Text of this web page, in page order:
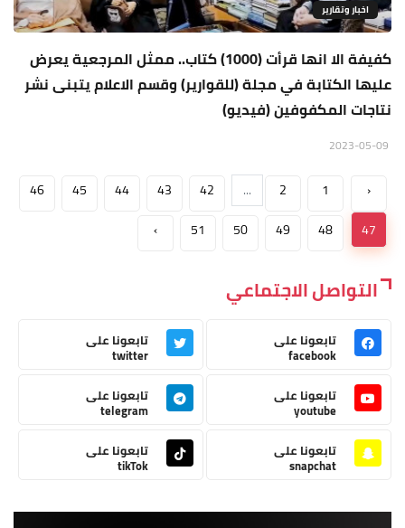
اخبار وتقارير
كفيفة الا انها قرأت (1000) كتاب.. ممثل المرجعية يعرض
عليها الكتابة في مجلة (للقوارير) وقسم الاعلام يتبنى نشر
نتاجات المكفوفين (فيديو)
‹
1
2
...
42
43
44
45
46
47
48
49
50
51
›
التواصل الاجتماعي
تابعونا على
facebook
تابعونا على
twitter
تابعونا على
youtube
تابعونا على
telegram
تابعونا على
snapchat
تابعونا على
tikTok